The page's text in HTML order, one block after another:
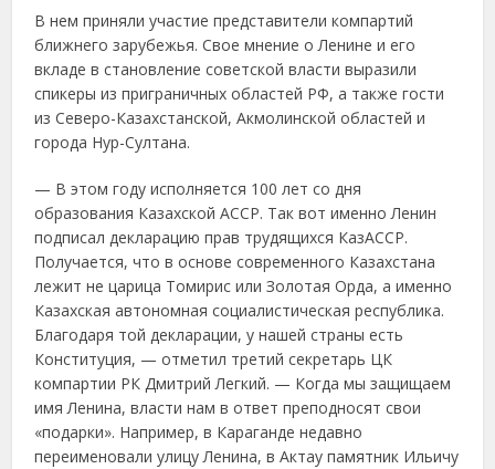
В нем приняли участие представители компартий
ближнего зарубежья. Свое мнение о Ленине и его
вкладе в становление советской власти выразили
спикеры из приграничных областей РФ, а также гости
из Северо-Казахстанской, Акмолинской областей и
города Нур-Султана.
— В этом году исполняется 100 лет со дня
образования Казахской АССР. Так вот именно Ленин
подписал декларацию прав трудящихся КазАССР.
Получается, что в основе современного Казахстана
лежит не царица Томирис или Золотая Орда, а именно
Казахская автономная социалистическая республика.
Благодаря той декларации, у нашей страны есть
Конституция, — отметил третий секретарь ЦК
компартии РК Дмитрий Легкий. — Когда мы защищаем
имя Ленина, власти нам в ответ преподносят свои
«подарки». Например, в Караганде недавно
переименовали улицу Ленина, в Актау памятник Ильичу